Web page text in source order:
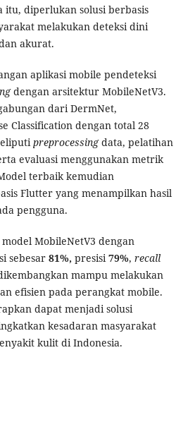
diperlukan solusi berbasis
melakukan deteksi dini
akurat.
aplikasi mobile pendeteksi
dengan arsitektur MobileNetV3.
dari DermNet,
Classification dengan total 28
preprocessingdata, pelatihan
evaluasi menggunakan metrik
terbaik kemudian
Flutter yang menampilkan hasil
pengguna.
MobileNetV3 dengan
sebesar 81%, presisi 79%, recall
mampu melakukan
efisien pada perangkat mobile.
dapat menjadi solusi
kesadaran masyarakat
kulit di Indonesia.